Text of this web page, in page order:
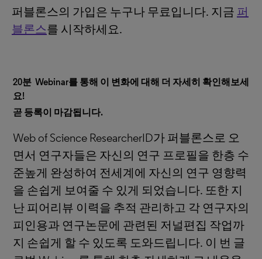
퍼블론스의 가입은 누구나 무료입니다. 지금 퍼
블론스를 시작하세요.
20분 Webinar를 통해 이 변화에 대해 더 자세히 확인해보세
요!
곧 등록이 마감됩니다.
Web of Science ResearcherID가 퍼블론스로 오
면서 연구자들은 자신의 연구 프로필을 한층 수
준높게 완성하여 전세계에 자신의 연구 영향력
을 손쉽게 보여줄 수 있게 되었습니다. 또한 지
난 피어리뷰 이력을 추적 관리하고 각 연구자의
피인용과 연구논문에 관련된 저널편집 작업까
지 손쉽게 할 수 있도록 도와드립니다. 이 번 글